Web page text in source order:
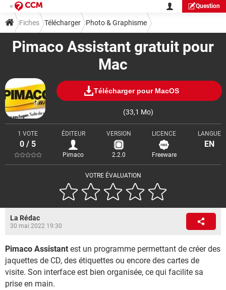
Question
Pimaco Assistant gratuit pour
Mac
Télécharger pour MacOS
(33,1 Mo)
VOTRE ÉVALUATION
1 VOTE
0 / 5
ÉDITEUR
Pimaco
VERSION
2.2.0
LICENCE
Freeware
LANGUE
EN
Fiches Télécharger Photo & Graphisme
La Rédac
30 mai 2022 19:30
Pimaco Assistant est un programme permettant de créer des
jaquettes de CD, des étiquettes ou encore des cartes de
visite. Son interface est bien organisée, ce qui facilite sa
prise en main.